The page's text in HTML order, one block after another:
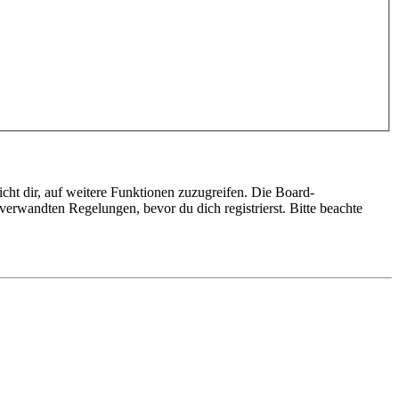
dir, auf weitere Funktionen zuzugreifen. Die Board-
Regelungen, bevor du dich registrierst. Bitte beachte